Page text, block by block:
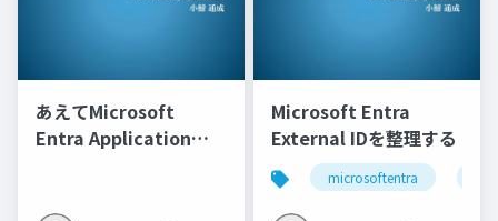
あえてMicrosoft
Entra Application
Microsoft Entra
External IDを整理する
microsoftentra